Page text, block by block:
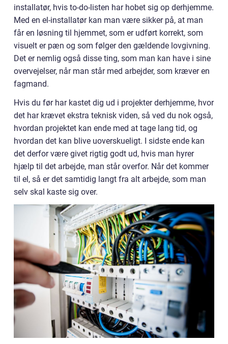
installatør, hvis to-do-listen har hobet sig op derhjemme.
Med en el-installatør kan man være sikker på, at man
får en løsning til hjemmet, som er udført korrekt, som
visuelt er pæn og som følger den gældende lovgivning.
Det er nemlig også disse ting, som man kan have i sine
overvejelser, når man står med arbejder, som kræver en
fagmand.
Hvis du før har kastet dig ud i projekter derhjemme, hvor
det har krævet ekstra teknisk viden, så ved du nok også,
hvordan projektet kan ende med at tage lang tid, og
hvordan det kan blive uoverskueligt. I sidste ende kan
det derfor være givet rigtig godt ud, hvis man hyrer
hjælp til det arbejde, man står overfor. Når det kommer
til el, så er det samtidig langt fra alt arbejde, som man
selv skal kaste sig over.